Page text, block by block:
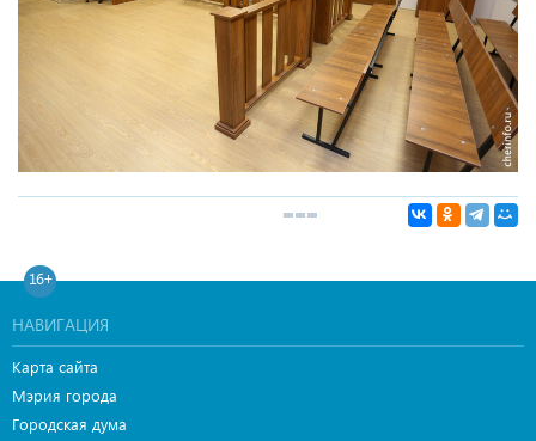
16+
НАВИГАЦИЯ
Карта сайта
Мэрия города
Городская дума